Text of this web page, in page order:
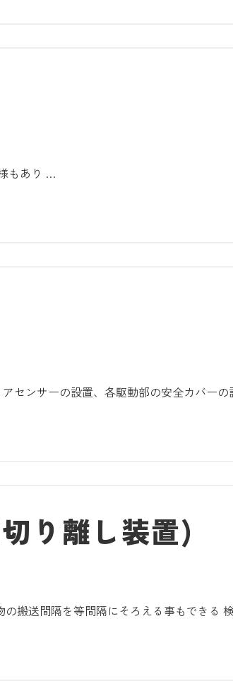
もあり …
センサーの設置、各駆動部の安全カバー
り離し装置)
搬送間隔を等間隔にそろえる事もできる